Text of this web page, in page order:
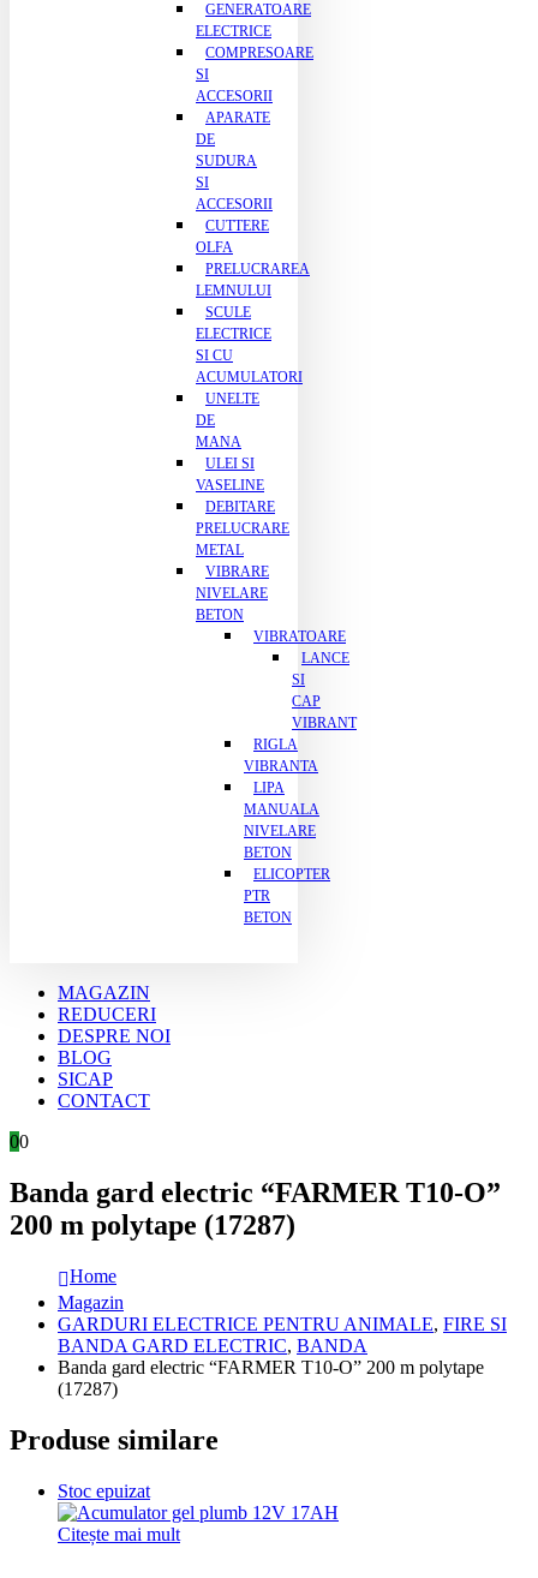
GENERATOARE
ELECTRICE
COMPRESOARE
SI
ACCESORII
APARATE
DE
SUDURA
SI
ACCESORII
CUTTERE
OLFA
PRELUCRAREA
LEMNULUI
SCULE
ELECTRICE
SI CU
ACUMULATORI
UNELTE
DE
MANA
ULEI SI
VASELINE
DEBITARE
PRELUCRARE
METAL
VIBRARE
NIVELARE
BETON
VIBRATOARE
LANCE
SI
CAP
VIBRANT
RIGLA
VIBRANTA
LIPA
MANUALA
NIVELARE
BETON
ELICOPTER
PTR
BETON
MAGAZIN
REDUCERI
DESPRE NOI
BLOG
SICAP
CONTACT
00
Banda gard electric “FARMER T10-O”
200 m polytape (17287)
Home
Magazin
GARDURI ELECTRICE PENTRU ANIMALE, FIRE SI
BANDA GARD ELECTRIC, BANDA
Banda gard electric “FARMER T10-O” 200 m polytape
(17287)
Produse similare
Stoc epuizat
Citește mai mult